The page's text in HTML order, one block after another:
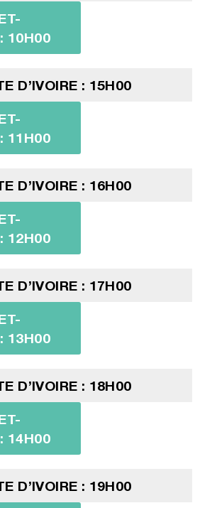
10H00
D’IVOIRE : 15H00
11H00
D’IVOIRE : 16H00
12H00
D’IVOIRE : 17H00
13H00
D’IVOIRE : 18H00
14H00
D’IVOIRE : 19H00